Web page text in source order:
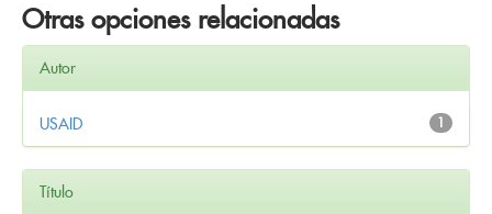
Otras opciones relacionadas
Autor
1
USAID
Título